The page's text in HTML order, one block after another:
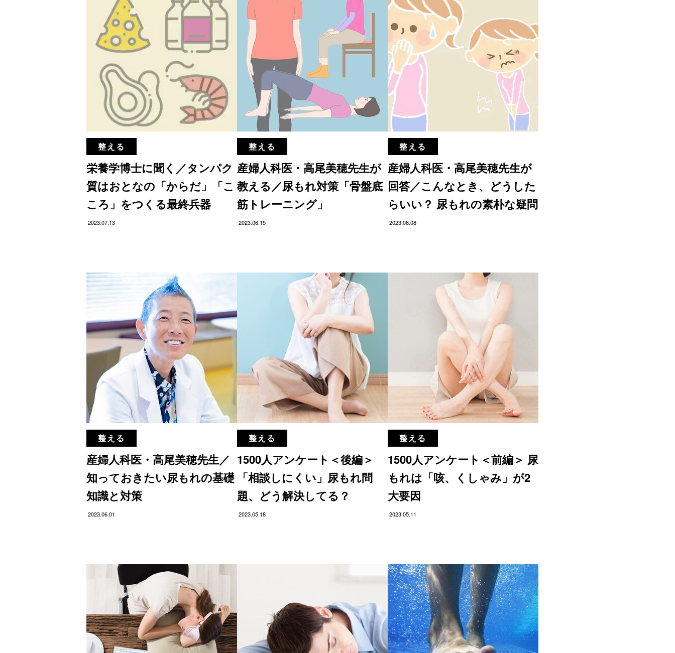
整える
栄養学博士に聞く／タンパク
質はおとなの「からだ」「こ
ころ」をつくる最終兵器
2023.07.13
整える
産婦人科医・高尾美穂先生が
教える／尿もれ対策「骨盤底
筋トレーニング」
2023.06.15
整える
産婦人科医・高尾美穂先生が
回答／こんなとき、どうした
らいい？ 尿もれの素朴な疑問
2023.06.08
整える
産婦人科医・高尾美穂先生／
知っておきたい尿もれの基礎
知識と対策
2023.06.01
整える
1500人アンケート＜後編＞
「相談しにくい」尿もれ問
題、どう解決してる？
2023.05.18
整える
1500人アンケート＜前編＞ 尿
もれは「咳、くしゃみ」が2
大要因
2023.05.11